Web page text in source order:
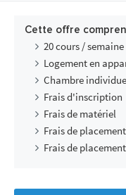
Cette offre
20 cours / semaine
Logement en
Chambre
Frais d'inscription
Frais de matériel
Frais de
Frais de